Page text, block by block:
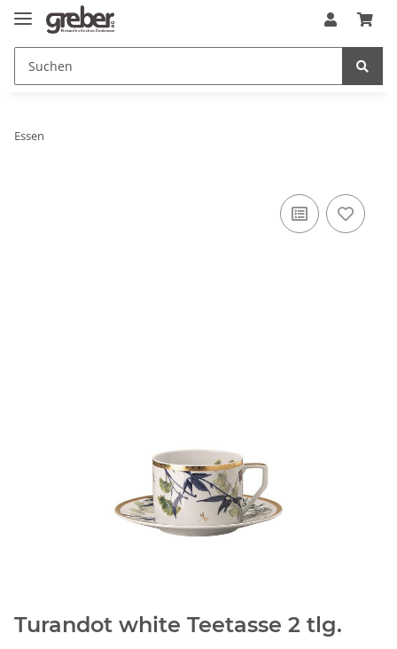
Essen
Turandot white Teetasse 2 tlg.